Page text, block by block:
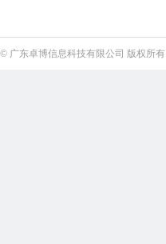
© 广东卓博信息科技有限公司 版权所有